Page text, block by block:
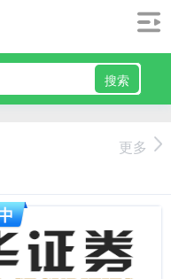
搜索
更多